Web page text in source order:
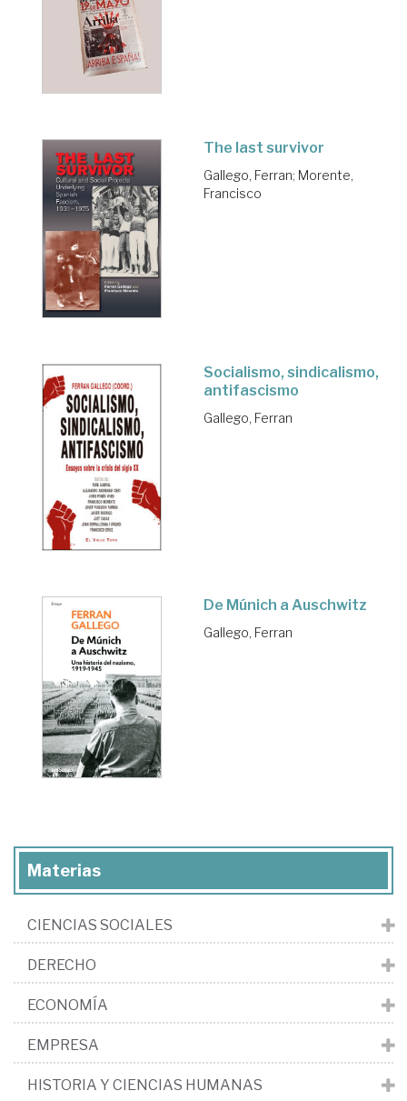
The last survivor
Gallego, Ferran; Morente,
Francisco
Socialismo, sindicalismo,
antifascismo
Gallego, Ferran
De Múnich a Auschwitz
Gallego, Ferran
Materias
CIENCIAS SOCIALES
DERECHO
ECONOMÍA
EMPRESA
HISTORIA Y CIENCIAS HUMANAS